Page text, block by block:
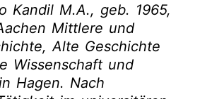
Kandil M.A., geb. 1965,
Mittlere und
Alte Geschichte
Wissenschaft und
Hagen. Nach